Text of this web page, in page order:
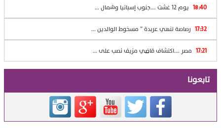
18:40 يوم 12 غشت ….جنوب إسبانيا وشمال ...
17:32 رصاصة تنهي عربدة ” مسخوط الوالدين ...
17:21 مصر ….اكتشاف قاضي مزيف نصب على ...
تابعونا